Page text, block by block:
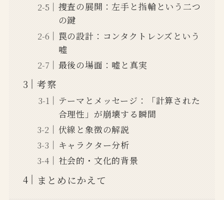
捜査の展開：左手と指輪という二つ
の鍵
罠の設計：コンタクトレンズという
嘘
最後の場面：嘘と真実
考察
テーマとメッセージ：「計算された
合理性」が崩壊する瞬間
伏線と象徴の解説
キャラクター分析
社会的・文化的背景
まとめにかえて